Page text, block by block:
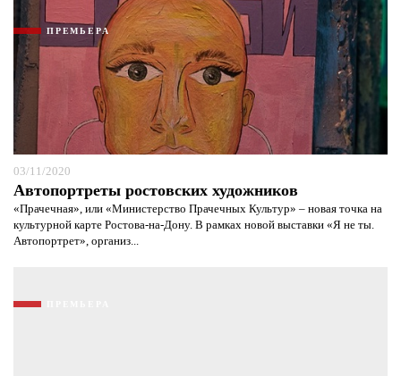
ПРЕМЬЕРА
03/11/2020
Автопортреты ростовских художников
«Прачечная», или «Министерство Прачечных Культур» – новая точка на
культурной карте Ростова-на-Дону. В рамках новой выставки «Я не ты.
Автопортрет», организ...